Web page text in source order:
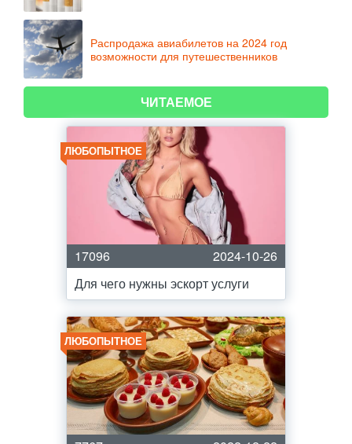
Распродажа авиабилетов на 2024 год
возможности для путешественников
ЧИТАЕМОЕ
ЛЮБОПЫТНОЕ
17096
2024-10-26
Для чего нужны эскорт услуги
ЛЮБОПЫТНОЕ